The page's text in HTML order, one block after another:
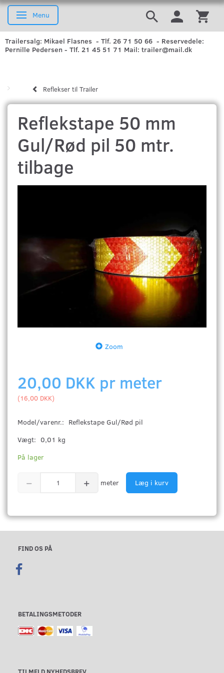
Skifte navigation
Menu
Trailersalg: Mikael Flasnes - Tlf. 26 71 50 66 - Reservedele:
Pernille Pedersen - Tlf. 21 45 51 71 Mail: trailer@mail.dk
Reflekser til Trailer
Reflekstape 50 mm
Gul/Rød pil 50 mtr.
tilbage
Zoom
20,00 DKK pr meter
(16,00 DKK)
Model/varenr.: Reflekstape Gul/Rød pil
Vægt: 0,01 kg
På lager
meter Læg i kurv
FIND OS PÅ
BETALINGSMETODER